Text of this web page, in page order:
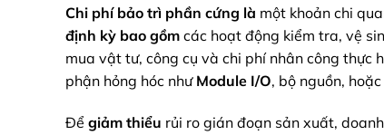
Chi phí bảo trì phần cứng là một khoản chi
định kỳ bao gồm các hoạt động kiểm tra, vệ
mua vật tư, công cụ và chi phí nhân công thực
phận hỏng hóc như Module I/O, bộ nguồn,
Để giảm thiểu rủi ro gián đoạn sản xuất,